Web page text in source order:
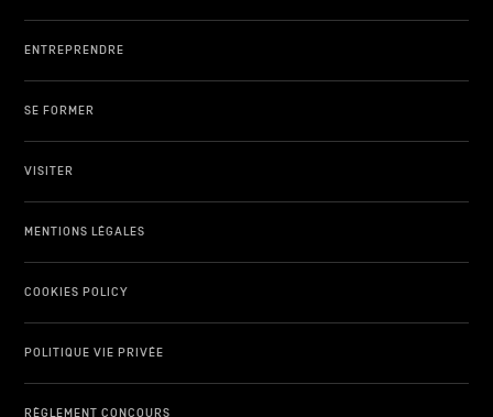
ENTREPRENDRE
SE FORMER
VISITER
MENTIONS LÉGALES
COOKIES POLICY
POLITIQUE VIE PRIVÉE
RÈGLEMENT CONCOURS